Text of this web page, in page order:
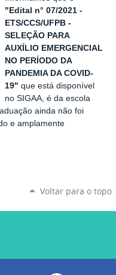
"Edital n° 07/2021 -
ETS/CCS/UFPB -
SELEÇÃO PARA
AUXÍLIO EMERGENCIAL
NO PERÍODO DA
PANDEMIA DA COVID-
19"que está disponível
no SIGAA, é da escola
ainda não foi
e amplamente
Voltar para o topo